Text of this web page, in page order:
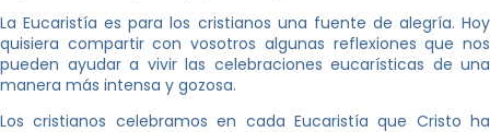
La Eucaristía es para los cristianos una fuente de alegría. Hoy
quisiera compartir con vosotros algunas reflexiones que nos
pueden ayudar a vivir las celebraciones eucarísticas de una
manera más intensa y gozosa.
Los cristianos celebramos en cada Eucaristía que Cristo ha